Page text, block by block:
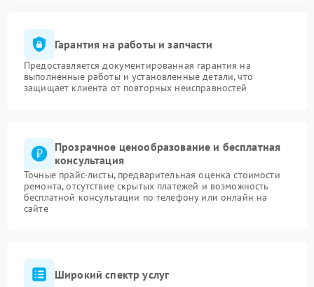
Гарантия на работы и запчасти
Предоставляется документированная гарантия на
выполненные работы и установленные детали, что
защищает клиента от повторных неисправностей
Прозрачное ценообразование и бесплатная
консультация
Точные прайс-листы, предварительная оценка стоимости
ремонта, отсутствие скрытых платежей и возможность
бесплатной консультации по телефону или онлайн на
сайте
Широкий спектр услуг